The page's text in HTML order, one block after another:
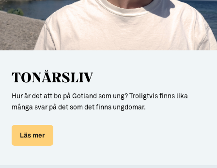
TONÅRSLIV
Hur är det att bo på Gotland som ung? Troligtvis finns lika
många svar på det som det finns ungdomar.
Läs mer